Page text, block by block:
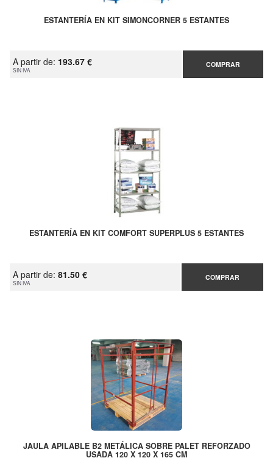
ESTANTERÍA EN KIT SIMONCORNER 5 ESTANTES
A partir de: 193.67 €
SIN IVA
COMPRAR
ESTANTERÍA EN KIT COMFORT SUPERPLUS 5 ESTANTES
A partir de: 81.50 €
SIN IVA
COMPRAR
JAULA APILABLE B2 METÁLICA SOBRE PALET REFORZADO
USADA 120 X 120 X 165 CM